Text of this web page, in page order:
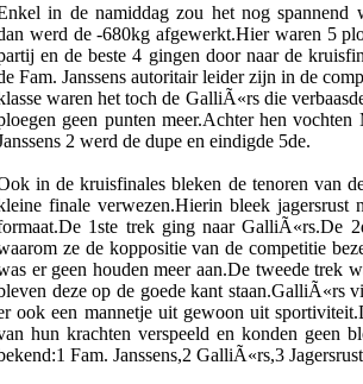
in de namiddag zou het nog spannend
werd de -680kg afgewerkt.Hier waren 5
en de beste 4 gingen door naar de
Fam. Janssens autoritair leider zijn in de
waren het toch de GalliÃ«rs die
geen punten meer.Achter hen
2 werd de dupe en eindigde 5de.
in de kruisfinales bleken de tenoren van
finale verwezen.Hierin bleek jagersrust
1ste trek ging naar GalliÃ«rs.De
ze de koppositie van de competitie
er geen houden meer aan.De tweede trek
deze op de goede kant staan.GalliÃ«rs
ook een mannetje uit gewoon uit
hun krachten verspeeld en konden geen
Fam. Janssens,2 GalliÃ«rs,3